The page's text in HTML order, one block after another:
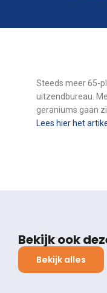
Steeds meer 65-
uitzendbureau.
geraniums gaan
Lees hier het
Bekijk ook
Bekijk alles